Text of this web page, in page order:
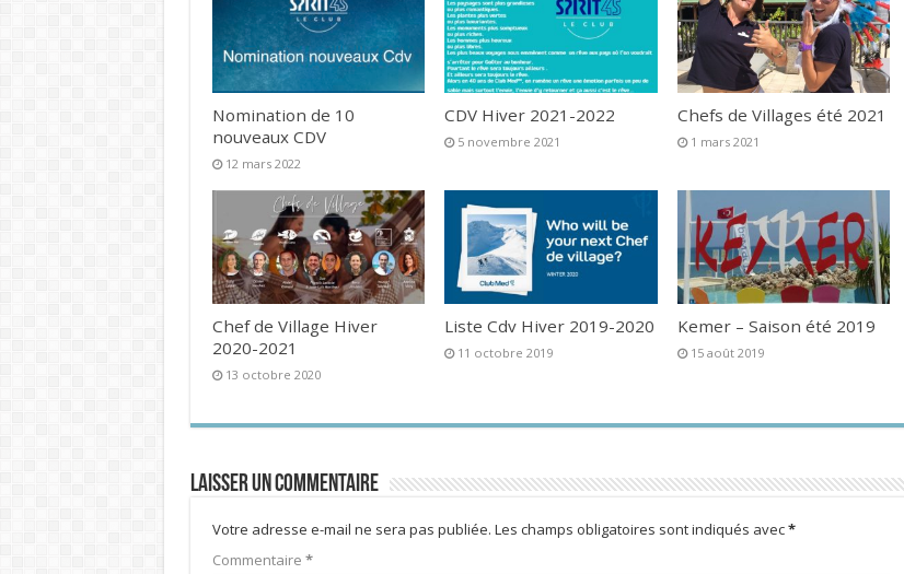
Nomination de 10
nouveaux CDV
12 mars 2022
CDV Hiver 2021-2022
5 novembre 2021
Chefs de Villages été 2021
1 mars 2021
Chef de Village Hiver
2020-2021
13 octobre 2020
Liste Cdv Hiver 2019-2020
11 octobre 2019
Kemer – Saison été 2019
15 août 2019
Laisser un commentaire
Votre adresse e-mail ne sera pas publiée. Les champs obligatoires sont indiqués avec*
Commentaire *